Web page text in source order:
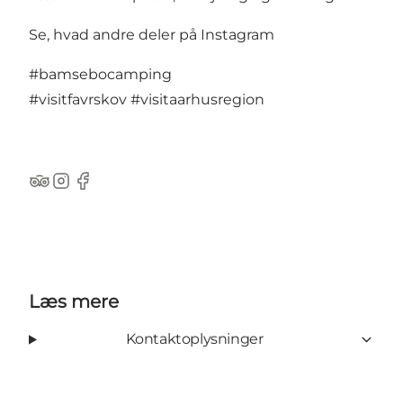
Se, hvad andre deler på Instagram
#bamsebocamping
#visitfavrskov #visitaarhusregion
TripAdvisor
Instagram
Facebook
Læs mere
Kontaktoplysninger